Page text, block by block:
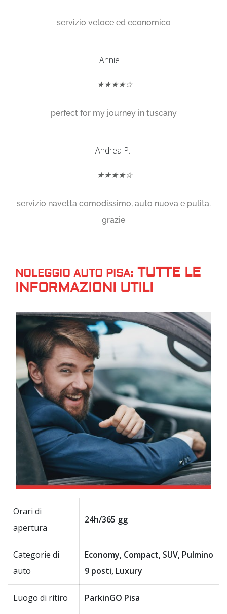
servizio veloce ed economico
Annie T.
★★★★☆
perfect for my journey in tuscany
Andrea P..
★★★★☆
servizio navetta comodissimo, auto nuova e pulita.
grazie
NOLEGGIO AUTO PISA: TUTTE LE
INFORMAZIONI UTILI
Orari di
apertura
24h/365 gg
Categorie di
auto
Economy, Compact, SUV, Pulmino
9 posti, Luxury
Luogo di ritiro ParkinGO Pisa